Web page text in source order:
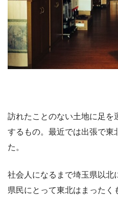
訪れたことのない土地に足を
するもの。最近では出張で東
た。
社会人になるまで埼玉県以北
県民にとって東北はまった